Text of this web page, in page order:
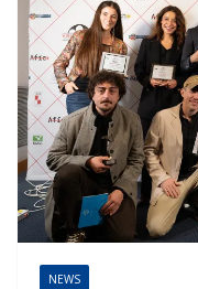
NEWS